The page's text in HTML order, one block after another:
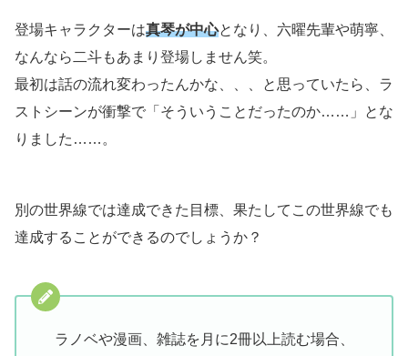
登場キャラクターは真琴が中心となり、六曜先輩や萌寧、
なんなら二斗もあまり登場しません笑。
最初は話の流れ変わったんかな、、、と思っていたら、ラ
ストシーンが衝撃で「そういうことだったのか……」とな
りました……。
別の世界線では達成できた目標、果たしてこの世界線でも
達成することができるのでしょうか？
ラノベや漫画、雑誌を月に2冊以上読む場合、